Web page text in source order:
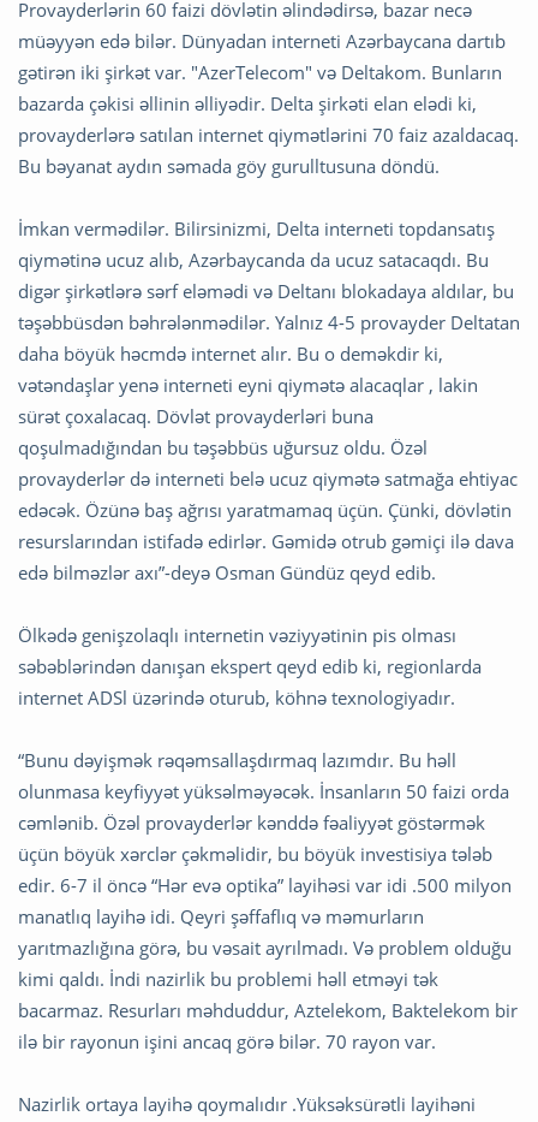
Provayderlərin 60 faizi dövlətin əlindədirsə, bazar necə
müəyyən edə bilər. Dünyadan interneti Azərbaycana dartıb
gətirən iki şirkət var. "AzerTelecom" və Deltakom. Bunların
bazarda çəkisi əllinin əlliyədir. Delta şirkəti elan elədi ki,
provayderlərə satılan internet qiymətlərini 70 faiz azaldacaq.
Bu bəyanat aydın səmada göy gurulltusuna döndü.
İmkan vermədilər. Bilirsinizmi, Delta interneti topdansatış
qiymətinə ucuz alıb, Azərbaycanda da ucuz satacaqdı. Bu
digər şirkətlərə sərf eləmədi və Deltanı blokadaya aldılar, bu
təşəbbüsdən bəhrələnmədilər. Yalnız 4-5 provayder Deltatan
daha böyük həcmdə internet alır. Bu o deməkdir ki,
vətəndaşlar yenə interneti eyni qiymətə alacaqlar , lakin
sürət çoxalacaq. Dövlət provayderləri buna
qoşulmadığından bu təşəbbüs uğursuz oldu. Özəl
provayderlər də interneti belə ucuz qiymətə satmağa ehtiyac
edəcək. Özünə baş ağrısı yaratmamaq üçün. Çünki, dövlətin
resurslarından istifadə edirlər. Gəmidə otrub gəmiçi ilə dava
edə bilməzlər axı”-deyə Osman Gündüz qeyd edib.
Ölkədə genişzolaqlı internetin vəziyyətinin pis olması
səbəblərindən danışan ekspert qeyd edib ki, regionlarda
internet ADSl üzərində oturub, köhnə texnologiyadır.
“Bunu dəyişmək rəqəmsallaşdırmaq lazımdır. Bu həll
olunmasa keyfiyyət yüksəlməyəcək. İnsanların 50 faizi orda
cəmlənib. Özəl provayderlər kənddə fəaliyyət göstərmək
üçün böyük xərclər çəkməlidir, bu böyük investisiya tələb
edir. 6-7 il öncə “Hər evə optika” layihəsi var idi .500 milyon
manatlıq layihə idi. Qeyri şəffaflıq və məmurların
yarıtmazlığına görə, bu vəsait ayrılmadı. Və problem olduğu
kimi qaldı. İndi nazirlik bu problemi həll etməyi tək
bacarmaz. Resurları məhduddur, Aztelekom, Baktelekom bir
ilə bir rayonun işini ancaq görə bilər. 70 rayon var.
Nazirlik ortaya layihə qoymalıdır .Yüksəksürətli layihəni